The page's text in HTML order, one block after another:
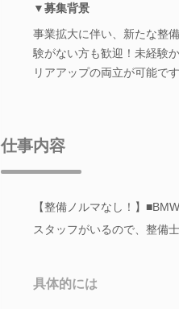
▼募集背景
事業拡大に伴い、新たな整
験がない方も歓迎！未経験
リアアップの両立が可能です
仕事内容
【整備ノルマなし！】
スタッフがいるので、整備
具体的には